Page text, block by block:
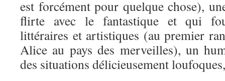
est forcément pour quelque chose),
flirte avec le fantastique et qui
littéraires et artistiques (au premier
Alice au pays des merveilles), un
des situations délicieusement